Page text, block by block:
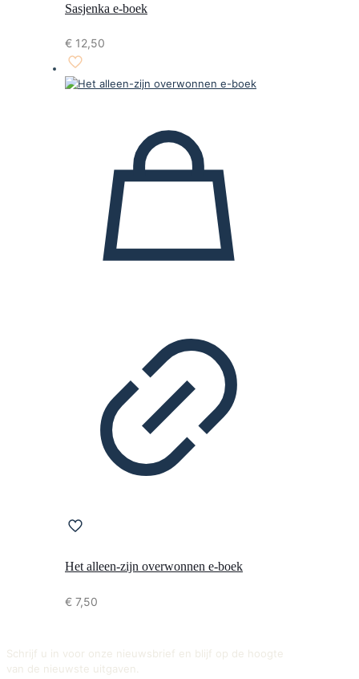
Sasjenka e-boek
€ 12,50
Het alleen-zijn overwonnen e-boek
€ 7,50
Schrijf u in voor onze nieuwsbrief en blijf op de hoogte
van de nieuwste uitgaven.